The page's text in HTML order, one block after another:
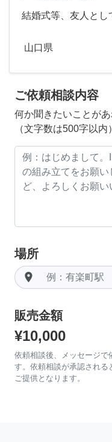
結婚式等、友人とし
山口県
ご依頼相談内容
何か聞きたいことが
（文字数は500字以内）
場所
room
販売金額
¥10,000
依頼相談後、メッセージで
す。依頼相談が承認され
ご提供となります。